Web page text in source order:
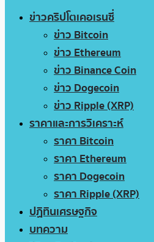
ข่าวคริปโตเคอเรนซี่
ข่าว Bitcoin
ข่าว Ethereum
ข่าว Binance Coin
ข่าว Dogecoin
ข่าว Ripple (XRP)
ราคาและการวิเคราะห์
ราคา Bitcoin
ราคา Ethereum
ราคา Dogecoin
ราคา Ripple (XRP)
ปฏิทินเศรษฐกิจ
บทความ